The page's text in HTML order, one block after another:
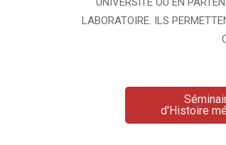
LABORATOIRE. ILS
d'Histoire